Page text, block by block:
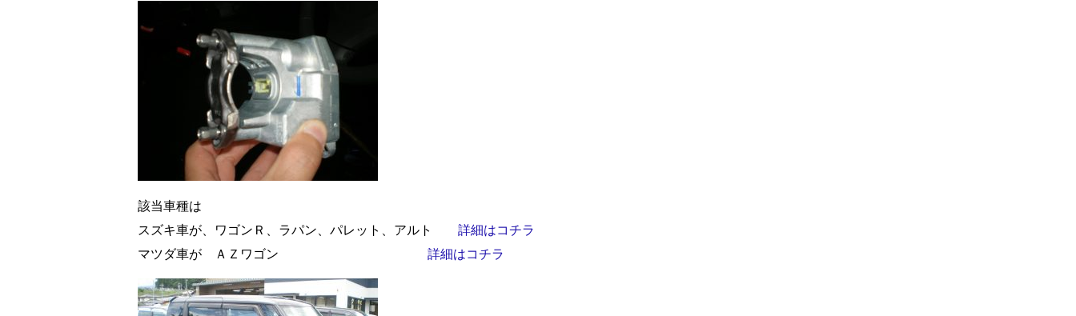
該当車種は
スズキ車が、ワゴンＲ、ラパン、パレット、アルト 詳細はコチラ
マツダ車が ＡＺワゴン
詳細はコチラ